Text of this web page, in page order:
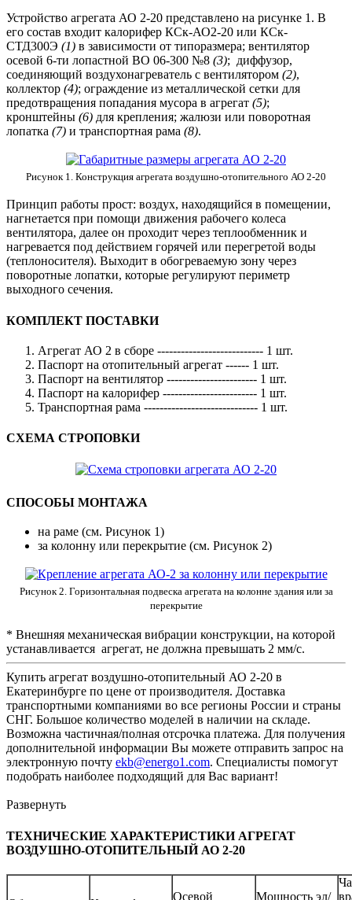
Устройство агрегата АО 2-20 представлено на рисунке 1. В
его состав входит калорифер КСк-АО2-20 или КСк-
СТД300Э (1) в зависимости от типоразмера; вентилятор
осевой 6-ти лопастной ВО 06-300 №8 (3); диффузор,
соединяющий воздухонагреватель с вентилятором (2),
коллектор (4); ограждение из металлической сетки для
предотвращения попадания мусора в агрегат (5);
кронштейны (6) для крепления; жалюзи или поворотная
лопатка (7) и транспортная рама (8).
Рисунок 1. Конструкция агрегата воздушно-отопительного АО 2-20
Принцип работы прост: воздух, находящийся в помещении,
нагнетается при помощи движения рабочего колеса
вентилятора, далее он проходит через теплообменник и
нагревается под действием горячей или перегретой воды
(теплоносителя). Выходит в обогреваемую зону через
поворотные лопатки, которые регулируют периметр
выходного сечения.
КОМПЛЕКТ ПОСТАВКИ
Агрегат АО 2 в сборе --------------------------- 1 шт.
Паспорт на отопительный агрегат ------ 1 шт.
Паспорт на вентилятор ----------------------- 1 шт.
Паспорт на калорифер ------------------------ 1 шт.
Транспортная рама ----------------------------- 1 шт.
СХЕМА СТРОПОВКИ
СПОСОБЫ МОНТАЖА
на раме (см. Рисунок 1)
за колонну или перекрытие (см. Рисунок 2)
Рисунок 2. Горизонтальная подвеска агрегата на колонне здания или за
перекрытие
* Внешняя механическая вибрации конструкции, на которой
устанавливается агрегат, не должна превышать 2 мм/с.
Купить агрегат воздушно-отопительный АО 2-20 в
Екатеринбурге по цене от производителя. Доставка
транспортными компаниями во все регионы России и страны
СНГ. Большое количество моделей в наличии на складе.
Возможна частичная/полная отсрочка платежа. Для получения
дополнительной информации Вы можете отправить запрос на
электронную почту ekb@energo1.com. Специалисты помогут
подобрать наиболее подходящий для Вас вариант!
Развернуть
ТЕХНИЧЕСКИЕ ХАРАКТЕРИСТИКИ АГРЕГАТ
ВОЗДУШНО-ОТОПИТЕЛЬНЫЙ АО 2-20
Осевой Мощность эл/